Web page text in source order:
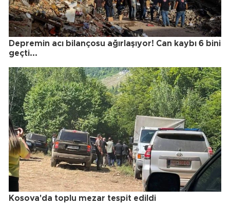
Depremin acı bilançosu ağırlaşıyor! Can kaybı 6 bini
geçti...
Kosova'da toplu mezar tespit edildi